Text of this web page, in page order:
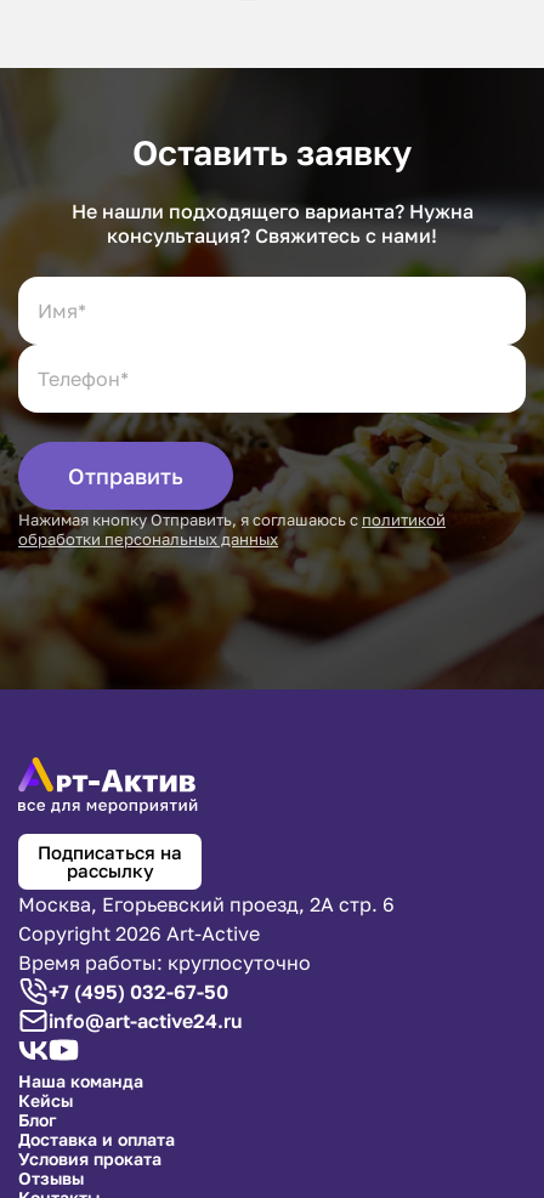
Оставить заявку
Не нашли подходящего варианта? Нужна
консультация? Свяжитесь с нами!
Отправить
Нажимая кнопку Отправить, я соглашаюсь сполитикой
обработки персональных данных
Подписаться на
рассылку
Москва, Егорьевский проезд, 2А стр. 6
Copyright 2026 Art-Active
Время работы: круглосуточно
+7 (495) 032-67-50
info@art-active24.ru
Наша команда
Кейсы
Блог
Доставка и оплата
Условия проката
Отзывы